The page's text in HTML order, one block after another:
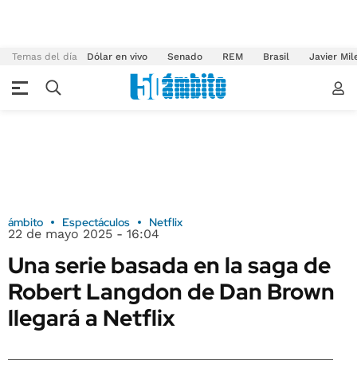
Temas del día Dólar en vivo Senado REM Brasil Javier
ámbito Espectáculos Netflix
22 de mayo 2025 - 16:04
Una serie basada en la saga de
Robert Langdon de Dan Brown
llegará a Netflix